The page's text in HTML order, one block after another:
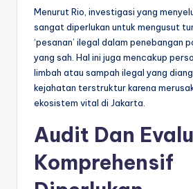
Menurut Rio, investigasi yang
sangat diperlukan untuk mengusut
‘pesanan’ ilegal dalam penebangan
yang sah. Hal ini juga mencakup
limbah atau sampah ilegal yang
kejahatan terstruktur karena
ekosistem vital di Jakarta.
Audit Dan
Komprehensif